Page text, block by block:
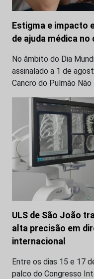
Estigma e impacto
de ajuda médica
No âmbito do Dia
assinalado a 1 de
Cancro do Pulmão
ULS de São João
alta precisão em
internacional
Entre os dias 15 e 17
palco do Congresso